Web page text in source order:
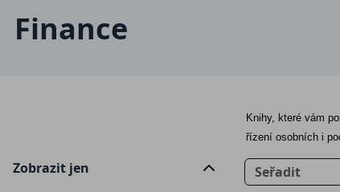
Finance
Knihy, které vám
řízení osobních i
Zobrazit jen Seřadit